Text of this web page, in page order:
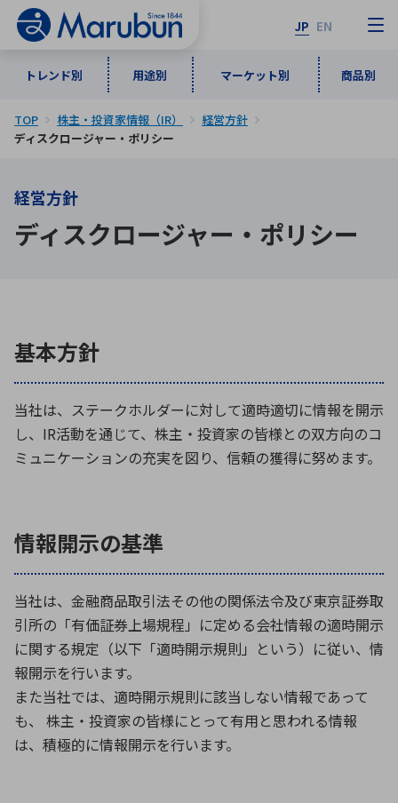
JP EN
トレンド別 用途別 マーケット別 商品別
トレンド別
ロボティクス（AI）
ブログ｜ここから始まる最新技術
用途別
品質管理・検査
レーダ・衛星通信
照射
マーケット別
自動車 産業
民生 医療
商品別
半導体・電子部品 ソフトウェア
ICTソリューション 組立・ロボティクス
医療機器
メーカ一覧
50音順
あ行 か行 さ行
た行
アルファベット順
B C
D
E
F
H
Q
R
U
V W
X
Z
TOP 株主・投資家情報（IR）
経営方針
ディスクロージャー・ポリシー
経営方針
ディスクロージャー・ポリシー
基本方針
当社は、ステークホルダーに対して適時適切に情報を開示
し、IR活動を通じて、株主・投資家の皆様との双方向のコ
ミュニケーションの充実を図り、信頼の獲得に努めます。
情報開示の基準
当社は、金融商品取引法その他の関係法令及び東京証券取
引所の「有価証券上場規程」に定める会社情報の適時開示
に関する規定（以下「適時開示規則」という）に従い、情
報開示を行います。
また当社では、適時開示規則に該当しない情報であって
も、 株主・投資家の皆様にとって有用と思われる情報
は、積極的に情報開示を行います。